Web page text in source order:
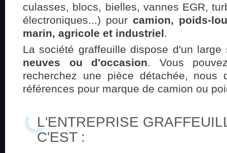
culasses, blocs, bielles, vannes EGR,
électroniques...) pourcamion, poids-
marin, agricole et industriel.
La société graffeuille dispose d'un
neuves ou d'occasion. Vous
recherchez une pièce détachée, nous
références pour marque de camion ou
L'ENTREPRISE
C'EST :